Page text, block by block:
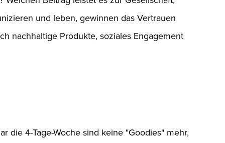
und leben, gewinnen das Vertrauen
nachhaltige Produkte, soziales Engagement
die 4-Tage-Woche sind keine "Goodies" mehr,